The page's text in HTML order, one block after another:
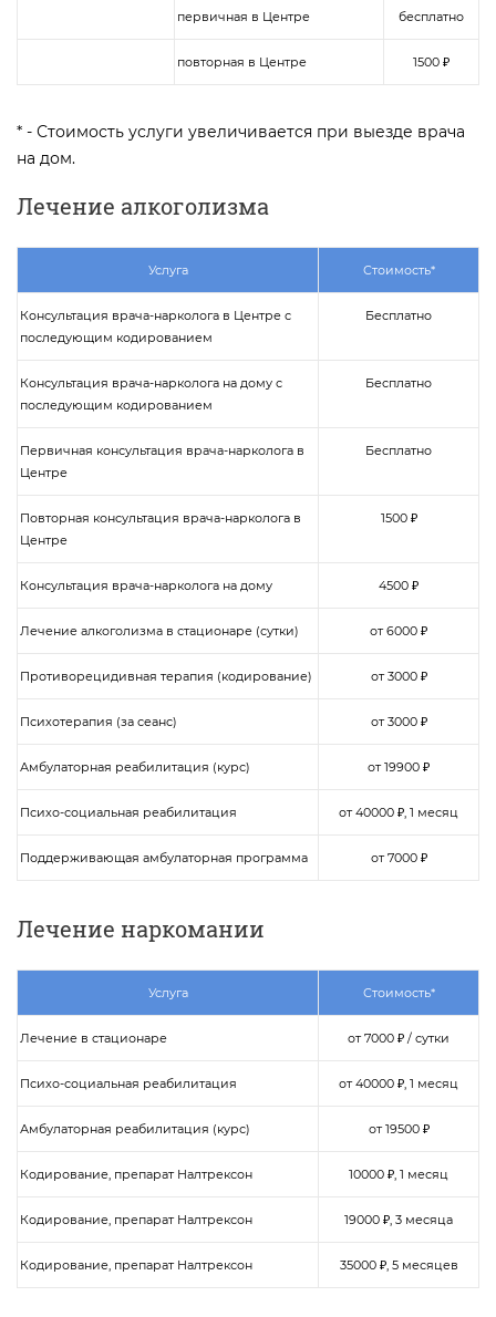
первичная в Центре бесплатно
повторная в Центре 1500 ₽
* - Стоимость услуги увеличивается при выезде врача
на дом.
Лечение алкоголизма
Услуга Стоимость*
Консультация врача-нарколога в Центре с
последующим кодированием
Бесплатно
Консультация врача-нарколога на дому с
последующим кодированием
Бесплатно
Первичная консультация врача-нарколога в
Центре
Бесплатно
Повторная консультация врача-нарколога в
Центре
1500 ₽
Консультация врача-нарколога на дому 4500 ₽
Лечение алкоголизма в стационаре (сутки) от 6000 ₽
Противорецидивная терапия (кодирование) от 3000 ₽
Психотерапия (за сеанс) от 3000 ₽
Амбулаторная реабилитация (курс) от 19900 ₽
Психо-социальная реабилитация от 40000 ₽, 1 месяц
Поддерживающая амбулаторная программа от 7000 ₽
Лечение наркомании
Услуга Стоимость*
Лечение в стационаре от 7000 ₽ / сутки
Психо-социальная реабилитация от 40000 ₽, 1 месяц
Амбулаторная реабилитация (курс) от 19500 ₽
Кодирование, препарат Налтрексон 10000 ₽, 1 месяц
Кодирование, препарат Налтрексон 19000 ₽, 3 месяца
Кодирование, препарат Налтрексон 35000 ₽, 5 месяцев